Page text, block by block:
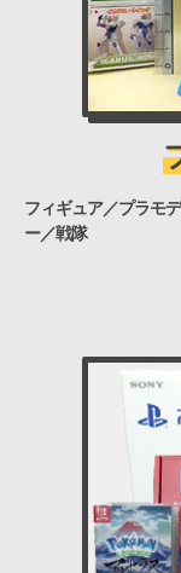
フィギュア／プラモ
ー／戦隊